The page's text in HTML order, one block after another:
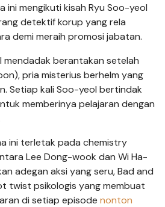
mengikuti kisah Ryu Soo-yeol
detektif korup yang rela
demi meraih promosi jabatan.
mendadak berantakan setelah
pria misterius berhelm yang
Setiap kali Soo-yeol bertindak
memberinya pelajaran dengan
ini terletak pada chemistry
Lee Dong-wook dan Wi Ha-
adegan aksi yang seru, Bad and
twist psikologis yang membuat
di setiap episode nonton